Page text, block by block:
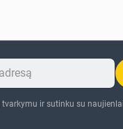
ir sutinku su